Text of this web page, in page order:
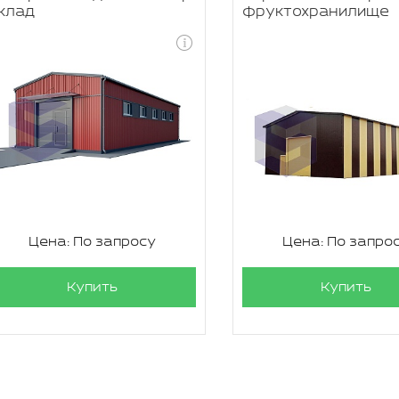
Цена: По запросу
Купить
фруктохранилище
Цена: По
Купить